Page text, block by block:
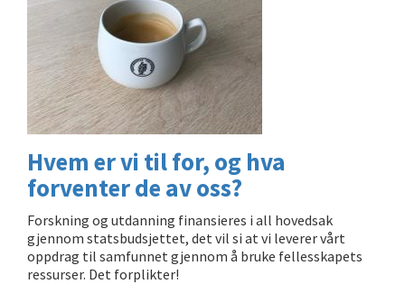
Hvem er vi til for, og hva
forventer de av oss?
Forskning og utdanning finansieres i all hovedsak
gjennom statsbudsjettet, det vil si at vi leverer vårt
oppdrag til samfunnet gjennom å bruke fellesskapets
ressurser. Det forplikter!